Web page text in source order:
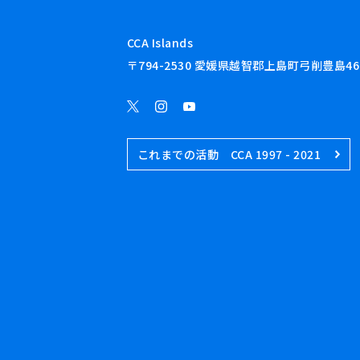
CCA Islands
〒794-2530 愛媛県越智郡上島町弓削豊島46
これまでの活動 CCA 1997 - 2021